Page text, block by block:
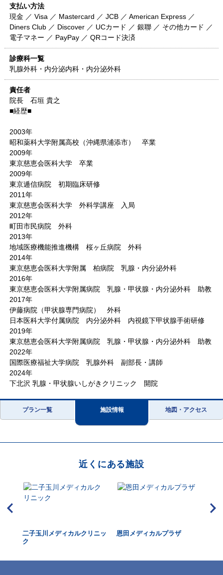
支払い方法
現金 ／ Visa ／ Mastercard ／ JCB ／ American Express ／
Diners Club ／ Discover ／ UCカード ／ 銀聯 ／ その他カード ／
電子マネー ／ PayPay ／ QRコード決済
診療科一覧
乳腺外科・内分泌内科・内分泌外科
責任者
院長 石垣 貴之
■経歴■
2003年
昭和薬科大学附属高校（沖縄県浦添市） 卒業
2009年
東京慈恵会医科大学 卒業
2009年
東京逓信病院 初期臨床研修
2011年
東京慈恵会医科大学 外科学講座 入局
2012年
町田市民病院 外科
2013年
地域医療機能推進機構 桜ヶ丘病院 外科
2014年
東京慈恵会医科大学附属 柏病院 乳腺・内分泌外科
2016年
東京慈恵会医科大学附属病院 乳腺・甲状腺・内分泌外科 助教
2017年
伊藤病院（甲状腺専門病院） 外科
日本医科大学付属病院 内分泌外科 内視鏡下甲状腺手術研修
2019年
東京慈恵会医科大学附属病院 乳腺・甲状腺・内分泌外科 助教
2022年
国際医療福祉大学病院 乳腺外科 副部長・講師
2024年
下北沢 乳腺・甲状腺いしがきクリニック 開院
プラン一覧 施設情報 地図・アクセス
近くにある施設
二子玉川メディカルクリニッ
ク
恩田メディカルプラザ